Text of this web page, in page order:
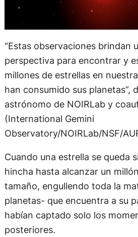
“Estas observaciones brindan
perspectiva para encontrar y
millones de estrellas en
han consumido sus planetas”,
astrónomo de NOIRLab y
(International Gemini
Observatory/NOIRLab/NSF/
Cuando una estrella se queda
hincha hasta alcanzar un
tamaño, engullendo toda la
planetas- que encuentra a su
habían captado solo los
posteriores.